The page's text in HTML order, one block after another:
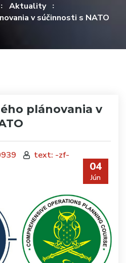
Aktuality
v súčinnosti s NATO
plánovania v
text: -zf-
04
Jún